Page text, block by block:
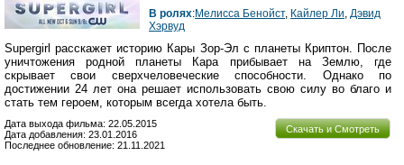
В ролях:Мелисса Бенойст, Кайлер Ли Дэвид
Хэрвуд
Supergirl расскажет историю Кары Зор-Эл с планеты Криптон. После
уничтожения родной планеты Кара прибывает на Землю, где
скрывает свои сверхчеловеческие способности. Однако по
достижении 24 лет она решает использовать свою силу во благо и
стать тем героем, которым всегда хотела быть.
Скачать и Смотреть
Дата выхода фильма: 22.05.2015
Дата добавления: 23.01.2016
Последнее обновление: 21.11.2021